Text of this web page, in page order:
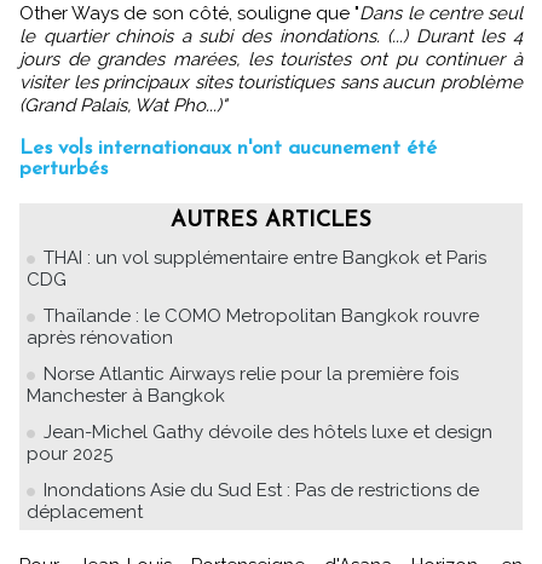
Other Ways de son côté, souligne que "Dans le centre seul
le quartier chinois a subi des inondations. (...) Durant les 4
jours de grandes marées, les touristes ont pu continuer à
visiter les principaux sites touristiques sans aucun problème
(Grand Palais, Wat Pho...)"
Les vols internationaux n'ont aucunement été
perturbés
AUTRES ARTICLES
THAI : un vol supplémentaire entre Bangkok et Paris
CDG
Thaïlande : le COMO Metropolitan Bangkok rouvre
après rénovation
Norse Atlantic Airways relie pour la première fois
Manchester à Bangkok
Jean-Michel Gathy dévoile des hôtels luxe et design
pour 2025
Inondations Asie du Sud Est : Pas de restrictions de
déplacement